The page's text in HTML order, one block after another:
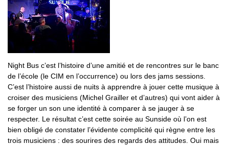
Night Bus c’est l’histoire d’une amitié et de rencontres sur le banc
de l’école (le CIM en l’occurrence) ou lors des jams sessions.
C’est l’histoire aussi de nuits à apprendre à jouer cette musique à
croiser des musiciens (Michel Grailler et d’autres) qui vont aider à
se forger un son une identité à comparer à se jauger à se
respecter. Le résultat c’est cette soirée au Sunside où l’on est
bien obligé de constater l’évidente complicité qui règne entre les
trois musiciens : des sourires des regards des attitudes. Oui mais